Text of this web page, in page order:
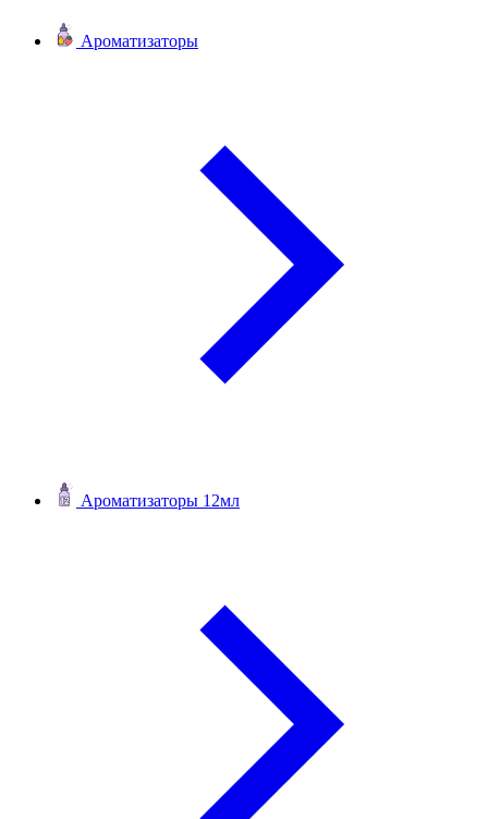
Ароматизаторы
Ароматизаторы 12мл